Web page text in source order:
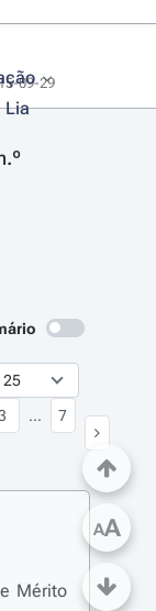
Lia
09-29
... 7
Mérito
AA